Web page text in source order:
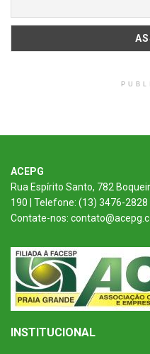
ACEPG
Rua Espírito Santo, 782
190 | Telefone: (13) 3476-2828
Contate-nos:
INSTITUCIONAL